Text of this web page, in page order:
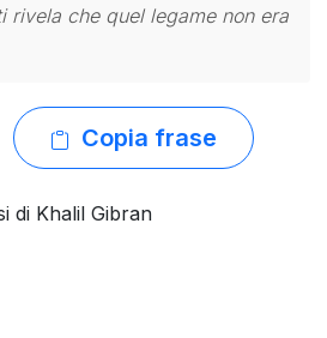
rivela che quel legame non era
Copia frase
di Khalil Gibran